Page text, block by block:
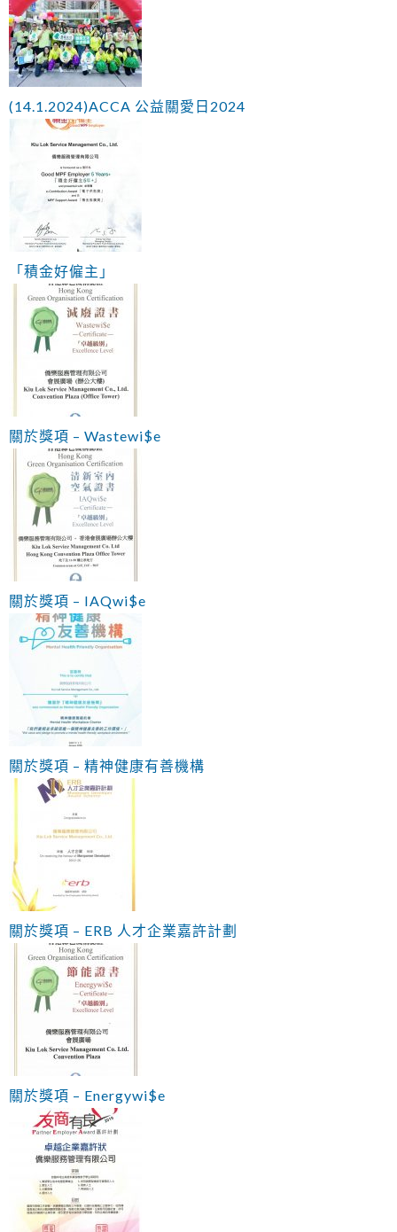
(14.1.2024)ACCA 公益關愛日2024
「積金好僱主」
關於獎項 – Wastewi$e
關於獎項 – IAQwi$e
關於獎項 – 精神健康有善機構
關於獎項 – ERB 人才企業嘉許計劃
關於獎項 – Energywi$e